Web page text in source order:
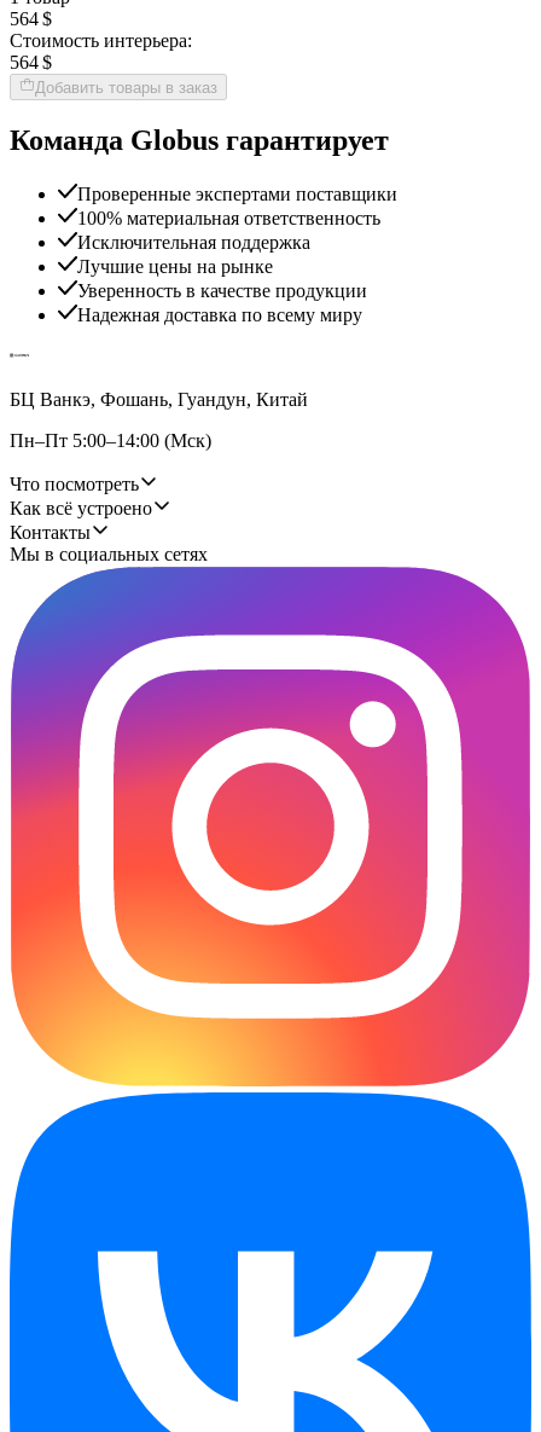
564 $
Стоимость интерьера:
564 $
Добавить товары в заказ
Команда Globus гарантирует
Проверенные экспертами поставщики
100% материальная ответственность
Исключительная поддержка
Лучшие цены на рынке
Уверенность в качестве продукции
Надежная доставка по всему миру
БЦ Ванкэ, Фошань, Гуандун, Китай
Пн–Пт 5:00–14:00 (Мск)
Что посмотреть
Как всё устроено
Контакты
Мы в социальных сетях